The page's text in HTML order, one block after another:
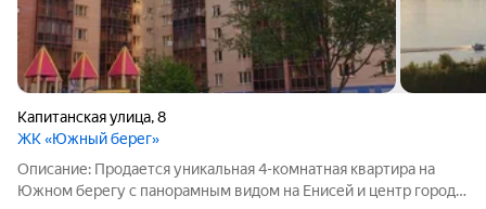
Капитанская улица,8
ЖК «Южный берег»
Описание: Продается уникальная 4-комнатная квартира на
Южном берегу с панорамным видом на Енисей и центр города!